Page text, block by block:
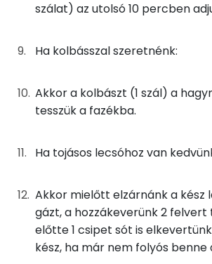
Összesen
Telített zsírsav
Egyszeresen telítetlen zsírsav:
Többszörösen telítetlen
Ásványi anyagok
Összesen
szálat) az utolsó 10 percben
Ha kolbásszal szeretnénk:
Akkor a kolbászt (1 szál) a
tesszük a fazékba.
Ha tojásos lecsóhoz van
Akkor mielőtt elzárnánk a kész
gázt, a hozzákeverünk 2 felvert
előtte 1 csipet sót is
kész, ha már nem folyós benne